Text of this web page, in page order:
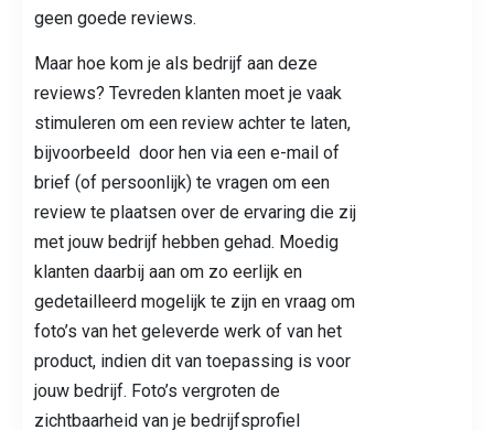
geen goede reviews.
Maar hoe kom je als bedrijf aan deze
reviews? Tevreden klanten moet je vaak
stimuleren om een review achter te laten,
bijvoorbeeld door hen via een e-mail of
brief (of persoonlijk) te vragen om een
review te plaatsen over de ervaring die zij
met jouw bedrijf hebben gehad. Moedig
klanten daarbij aan om zo eerlijk en
gedetailleerd mogelijk te zijn en vraag om
foto’s van het geleverde werk of van het
product, indien dit van toepassing is voor
jouw bedrijf. Foto’s vergroten de
zichtbaarheid van je bedrijfsprofiel